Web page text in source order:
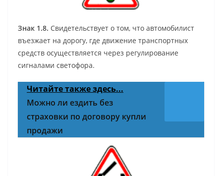
Знак 1.8. Свидетельствует о том, что автомобилист
въезжает на дорогу, где движение транспортных
средств осуществляется через регулирование
сигналами светофора.
Читайте также здесь...
Можно ли ездить без
страховки по договору купли
продажи